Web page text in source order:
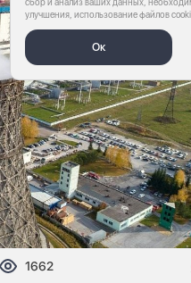
улучшения, использование файлов
Ок
Просмотров:
1662